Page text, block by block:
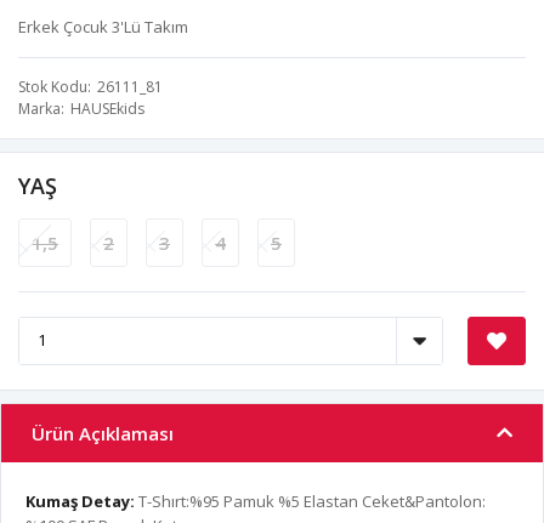
Erkek Çocuk 3'Lü Takım
Stok Kodu 26111_81
Marka HAUSEkids
YAŞ
1,5 2 3 4 5
Ürün Açıklaması
Kumaş Detay: T-Shırt:%95 Pamuk %5 Elastan Ceket&Pantolon: